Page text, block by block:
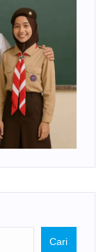
Cari